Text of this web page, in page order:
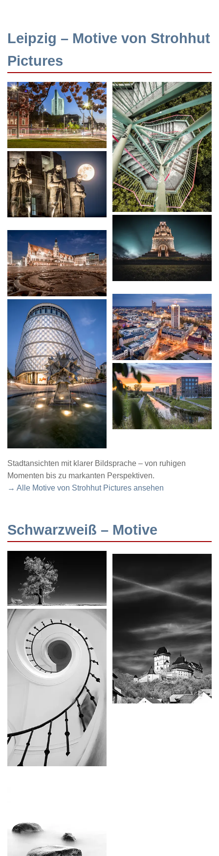
Leipzig – Motive von Strohhut
Pictures
Stadtansichten mit klarer Bildsprache – von ruhigen
Momenten bis zu markanten Perspektiven.
→ Alle Motive von Strohhut Pictures ansehen
Schwarzweiß – Motive